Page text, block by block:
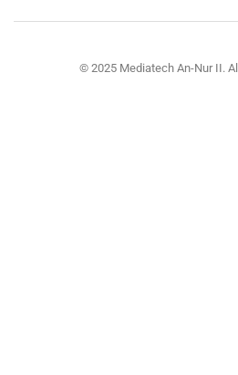
© 2025 Mediatech An-Nur II.